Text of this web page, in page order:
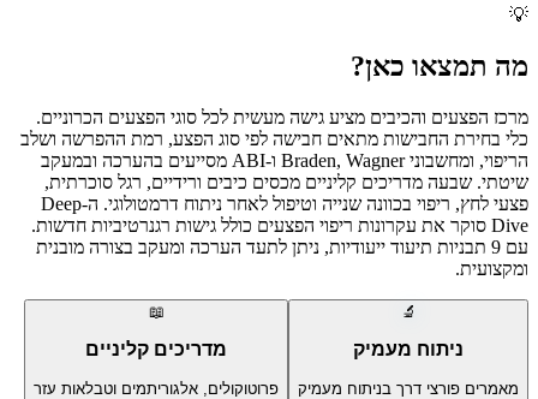
💡
מה תמצאו כאן?
מרכז הפצעים והכיבים מציע גישה מעשית לכל סוגי הפצעים הכרוניים.
כלי בחירת החבישות מתאים חבישה לפי סוג הפצע, רמת ההפרשה ושלב
הריפוי, ומחשבוני Braden, Wagner ו-ABI מסייעים בהערכה ובמעקב
שיטתי. שבעה מדריכים קליניים מכסים כיבים ורידיים, רגל סוכרתית,
פצעי לחץ, ריפוי בכוונה שנייה וטיפול לאחר ניתוח דרמטולוגי. ה-Deep
Dive סוקר את עקרונות ריפוי הפצעים כולל גישות רגנרטיביות חדשות.
עם 9 תבניות תיעוד ייעודיות, ניתן לתעד הערכה ומעקב בצורה מובנית
ומקצועית.
🔬
ניתוח מעמיק
מאמרים פורצי דרך בניתוח מעמיק
📖
מדריכים קליניים
פרוטוקולים, אלגוריתמים וטבלאות עזר